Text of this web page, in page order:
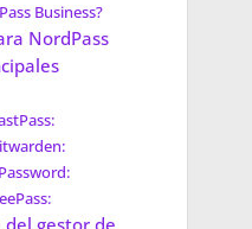
Business?
NordPass